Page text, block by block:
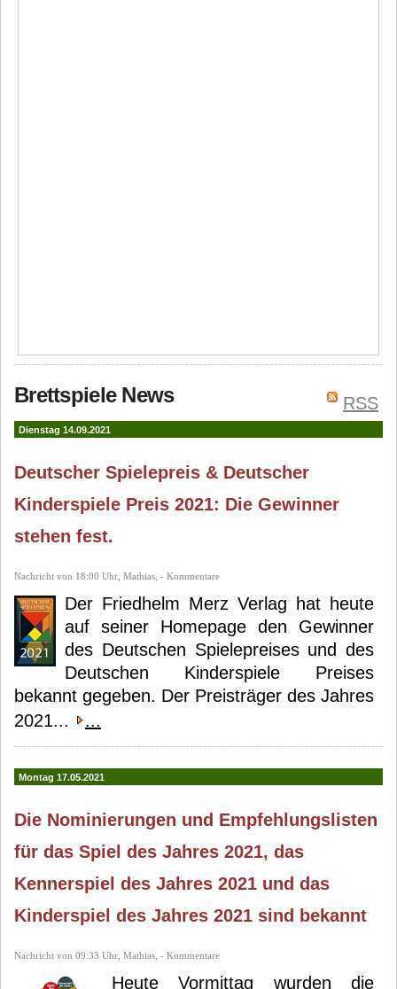
RSS
Brettspiele News
Dienstag 14.09.2021
Deutscher Spielepreis & Deutscher
Kinderspiele Preis 2021: Die Gewinner
stehen fest.
Nachricht von 18:00 Uhr, Mathias, - Kommentare
Der Friedhelm Merz Verlag hat heute
auf seiner Homepage den Gewinner
des Deutschen Spielepreises und des
Deutschen Kinderspiele Preises
bekannt gegeben. Der Preisträger des Jahres
2021...
...
Montag 17.05.2021
Die Nominierungen und Empfehlungslisten
für das Spiel des Jahres 2021, das
Kennerspiel des Jahres 2021 und das
Kinderspiel des Jahres 2021 sind bekannt
Nachricht von 09:33 Uhr, Mathias, - Kommentare
Heute Vormittag wurden die